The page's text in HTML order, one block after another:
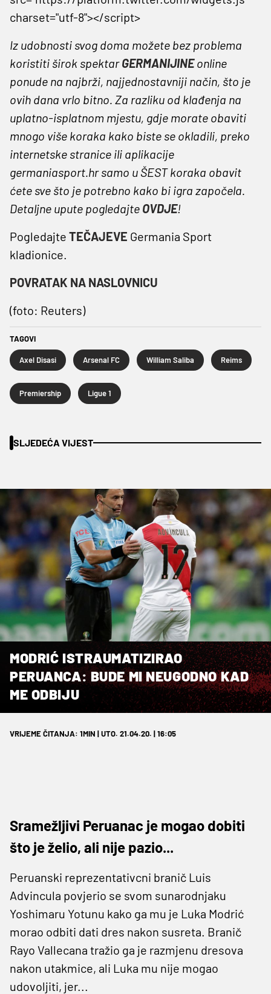
charset="utf-8"></script>
Iz udobnosti svog doma možete bez problema
koristiti širok spektarGERMANIJINEonline
ponude na najbrži, najjednostavniji način, što je
ovih dana vrlo bitno. Za razliku od klađenja na
uplatno-isplatnom mjestu, gdje morate obaviti
mnogo više koraka kako biste se okladili, preko
internetske stranice ili aplikacije
germaniasport.hr samo u ŠEST koraka obavit
ćete sve što je potrebno kako bi igra započela.
Detaljne upute pogledajte OVDJE!
Pogledajte TEČAJEVE Germania Sport
kladionice.
POVRATAK NA NASLOVNICU
(foto: Reuters)
TAGOVI
Axel Disasi Arsenal FC William Saliba Reims
Premiership Ligue 1
SLJEDEĆA VIJEST
MODRIĆ ISTRAUMATIZIRAO
PERUANCA: BUDE MI NEUGODNO KAD
ME ODBIJU
VRIJEME ČITANJA: 1MIN | UTO. 21.04.20. | 16:05
Sramežljivi Peruanac je mogao dobiti
što je želio, ali nije pazio...
Peruanski reprezentativcni branič Luis
Advincula povjerio se svom sunarodnjaku
Yoshimaru Yotunu kako ga mu je Luka Modrić
morao odbiti dati dres nakon susreta. Branič
Rayo Vallecana tražio ga je razmjenu dresova
nakon utakmice, ali Luka mu nije mogao
udovoljiti, jer...